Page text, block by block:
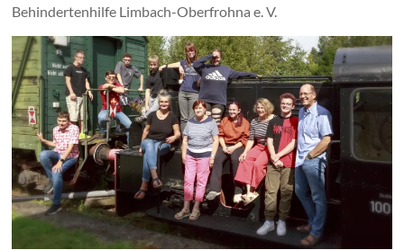
Behindertenhilfe Limbach-Oberfrohna e. V.